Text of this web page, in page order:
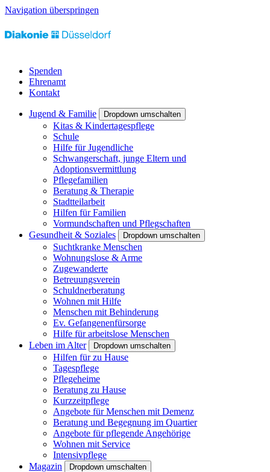
Navigation überspringen
Spenden
Ehrenamt
Kontakt
Jugend & Familie Dropdown umschalten
Kitas & Kindertagespflege
Schule
Hilfe für Jugendliche
Schwangerschaft, junge Eltern und
Adoptionsvermittlung
Pflegefamilien
Beratung & Therapie
Stadtteilarbeit
Hilfen für Familien
Vormundschaften und Pflegschaften
Gesundheit & Soziales
Dropdown umschalten
Suchtkranke Menschen
Wohnungslose & Arme
Zugewanderte
Betreuungsverein
Schuldnerberatung
Wohnen mit Hilfe
Menschen mit Behinderung
Ev. Gefangenenfürsorge
Hilfe für arbeitslose Menschen
Leben im Alter
Dropdown umschalten
Hilfen für zu Hause
Tagespflege
Pflegeheime
Beratung zu Hause
Kurzzeitpflege
Angebote für Menschen mit Demenz
Beratung und Begegnung im Quartier
Angebote für pflegende Angehörige
Wohnen mit Service
Intensivpflege
Magazin
Dropdown umschalten